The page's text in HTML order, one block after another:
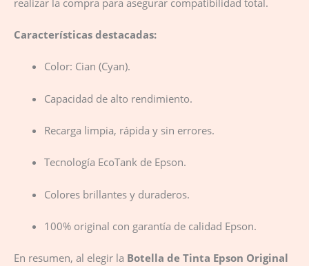
Características destacadas:
Color: Cian (Cyan).
Capacidad de alto rendimiento.
Recarga limpia, rápida y sin errores.
Tecnología EcoTank de Epson.
Colores brillantes y duraderos.
100% original con garantía de calidad Epson.
En resumen, al elegir la Botella de Tinta Epson Original